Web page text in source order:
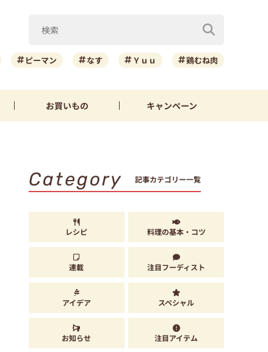
ピーマン なす Ｙｕｕ 鶏むね肉
お買いもの キャンペーン
Category 記事カテゴリー一覧
レシピ 料理の基本・コツ
連載 注目フーディスト
アイデア スペシャル
お知らせ 注目アイテム